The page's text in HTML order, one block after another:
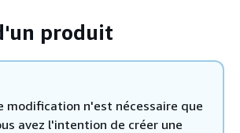
produit
modification n'est nécessaire que
avez l'intention de créer une